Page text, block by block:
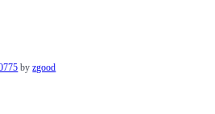
byzgood